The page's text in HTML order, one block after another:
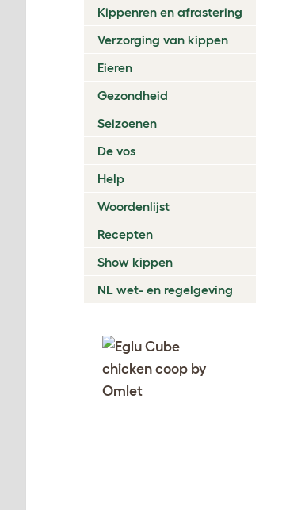
Kippenren en afrastering
Verzorging van kippen
Eieren
Gezondheid
Seizoenen
De vos
Help
Woordenlijst
Recepten
Show kippen
NL wet- en regelgeving